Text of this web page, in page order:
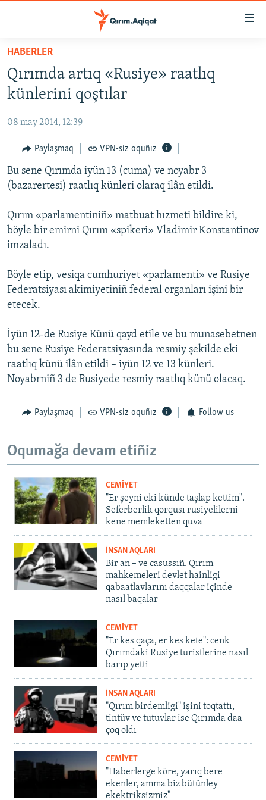
Esas
qaytmaq
Baş
qaytmaq
qaytmaq
HABERLER
SİYASET
CEMİYET
MEDENİYET
İNSAN AQLARI
VİDEO
SÜRET
BLOGLAR
Русский
Українською
QOŞULIÑIZ!
HABERLER
Qırımda artıq «Rusiye» raatlıq
künlerini qoştılar
08 may 2014, 12:39
Paylaşmaq VPN-siz oquñız
Bu sene Qırımda iyün 13 (cuma) ve noyabr 3
(bazarertesi) raatlıq künleri olaraq ilân etildi.
Qırım «parlamentiniñ» matbuat hızmeti bildire ki,
böyle bir emirni Qırım «spikeri» Vladimir Konstantinov
imzaladı.
Böyle etip, vesiqa cumhuriyet «parlamenti» ve Rusiye
Federatsiyası akimiyetiniñ federal organları işini bir
etecek.
İyün 12-de Rusiye Künü qayd etile ve bu munasebetnen
bu sene Rusiye Federatsiyasında resmiy şekilde eki
raatlıq künü ilân etildi – iyün 12 ve 13 künleri.
Noyabrniñ 3 de Rusiyede resmiy raatlıq künü olacaq.
Paylaşmaq VPN-siz oquñız Follow us
Oqumağa devam etiñiz
CEMİYET
"Er şeyni eki künde taşlap kettim".
Seferberlik qorqusı rusiyelilerni
kene memleketten quva
İNSAN AQLARI
Bir an – ve casussıñ. Qırım
mahkemeleri devlet hainligi
qabaatlavlarını daqqalar içinde
nasıl baqalar
CEMİYET
"Er kes qaça, er kes kete": cenk
Qırımdaki Rusiye turistlerine nasıl
barıp yetti
İNSAN AQLARI
"Qırım birdemligi" işini toqtattı,
tintüv ve tutuvlar ise Qırımda daa
çoq oldı
CEMİYET
"Haberlerge köre, yarıq bere
ekenler, amma biz bütünley
ekektriksizmiz"